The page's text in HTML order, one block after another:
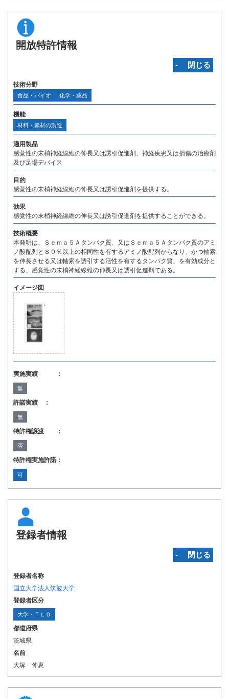
開放特許情報
‐ 閉じる
技術分野
食品・バイオ 化学・薬品
機能
材料・素材の製造
適用製品
感覚性の末梢神経線維の伸長又は誘引促進剤、神経疾患又は損傷の治療剤
及び足場デバイス
目的
感覚性の末梢神経線維の伸長又は誘引促進剤を提供する。
効果
感覚性の末梢神経線維の伸長又は誘引促進剤を提供することができる。
技術概要
本発明は、Ｓｅｍａ５Ａタンパク質、又はＳｅｍａ５Ａタンパク質のアミ
ノ酸配列と８０％以上の相同性を有するアミノ酸配列からなり、かつ軸索
を伸長させる又は軸索を誘引する活性を有するタンパク質、を有効成分と
する、感覚性の末梢神経線維の伸長又は誘引促進剤である。
イメージ図
実施実績 ：
無
許諾実績 ：
無
特許権譲渡 ：
否
特許権実施許諾：
可
登録者情報
‐ 閉じる
登録者名称
国立大学法人筑波大学
登録者区分
大学・ＴＬＯ
都道府県
茨城県
名前
大塚 伸恵